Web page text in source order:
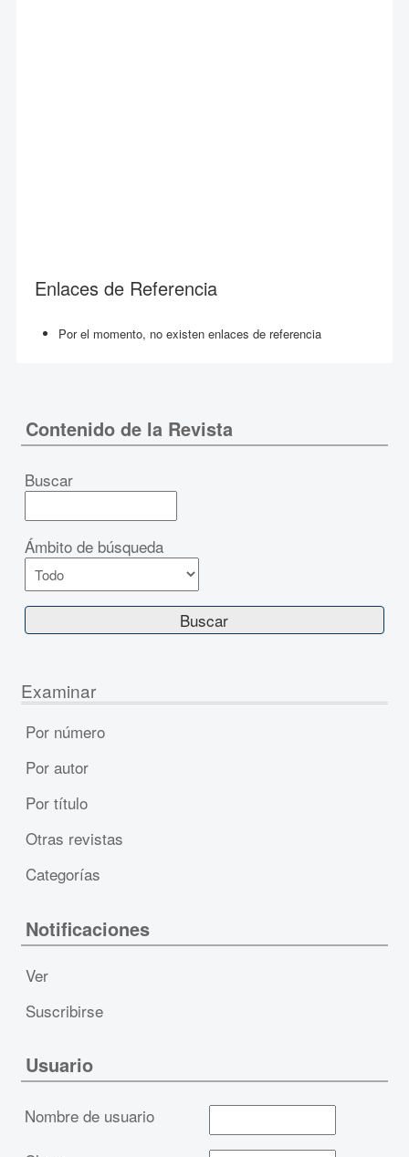
Enlaces de Referencia
Por el momento, no existen enlaces de referencia
Contenido de la Revista
Buscar
Ámbito de búsqueda
Examinar
Por número
Por autor
Por título
Otras revistas
Categorías
Notificaciones
Ver
Suscribirse
Usuario
Nombre de usuario